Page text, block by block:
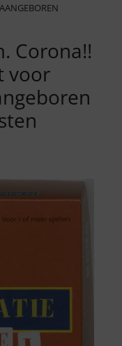
Corona!!
voor